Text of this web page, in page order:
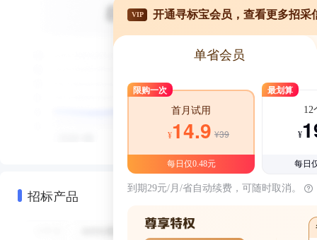
招标产品
VIP 开通寻标宝会员，查看更多招采
单省会员
限购一次
首月试用
¥14.9 ¥39
每日仅0.48元
最划算
12
¥
每日
到期29元/月/省自动续费，可随时取消。